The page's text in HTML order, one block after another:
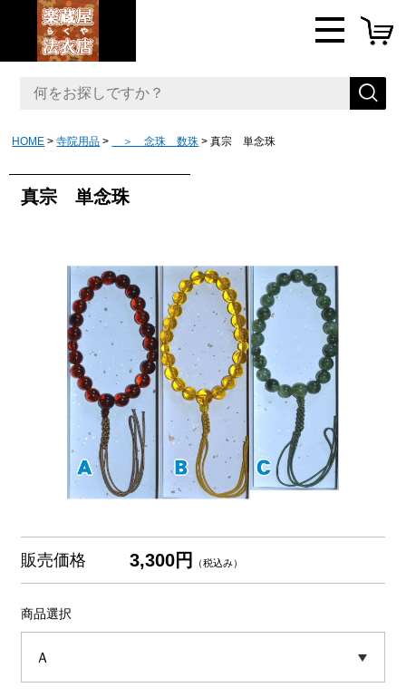
HOME 寺院用品 ＞ 念珠 数珠 真宗 単念珠
真宗 単念珠
販売価格 3,300円 （税込み）
商品選択